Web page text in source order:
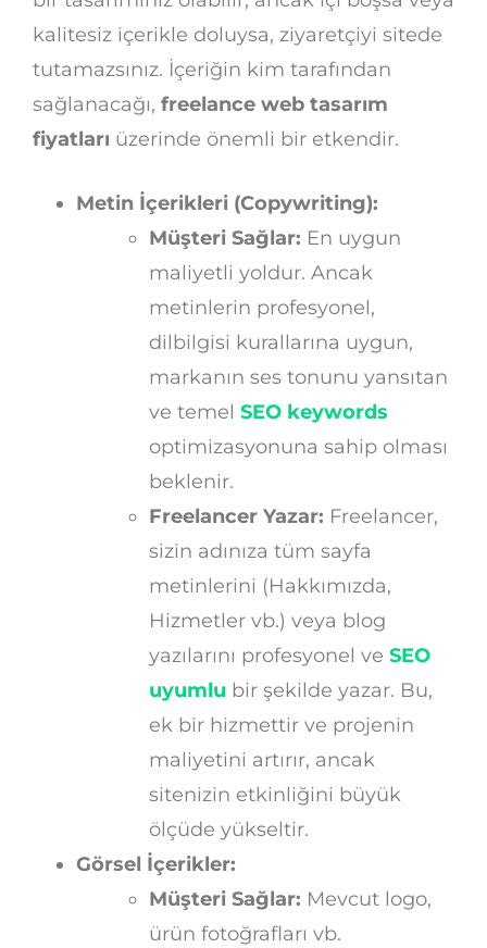
kalitesiz içerikle doluysa, ziyaretçiyi sitede
tutamazsınız. İçeriğin kim tarafından
sağlanacağı, freelance web tasarım
fiyatları üzerinde önemli bir etkendir.
Metin İçerikleri (Copywriting):
Müşteri Sağlar: En uygun
maliyetli yoldur. Ancak
metinlerin profesyonel,
dilbilgisi kurallarına uygun,
markanın ses tonunu yansıtan
ve temel SEO keywords
optimizasyonuna sahip olması
beklenir.
Freelancer Yazar: Freelancer,
sizin adınıza tüm sayfa
metinlerini (Hakkımızda,
Hizmetler vb.) veya blog
yazılarını profesyonel ve SEO
uyumlu bir şekilde yazar. Bu,
ek bir hizmettir ve projenin
maliyetini artırır, ancak
sitenizin etkinliğini büyük
ölçüde yükseltir.
Görsel İçerikler:
Müşteri Sağlar: Mevcut logo,
ürün fotoğrafları vb.